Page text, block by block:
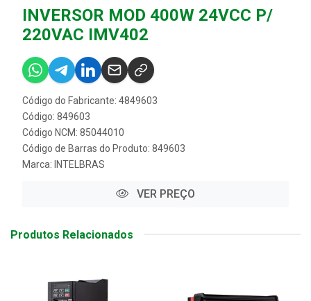
INVERSOR MOD 400W 24VCC P/
220VAC IMV402
Código do Fabricante: 4849603
Código: 849603
Código NCM: 85044010
Código de Barras do Produto: 849603
Marca: INTELBRAS
VER PREÇO
Produtos Relacionados